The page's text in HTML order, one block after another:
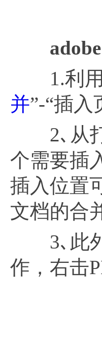
adobe
1.利用
并”-“插入
2､从打
个需要插
插入位置
文档的合
3､此外
作，右击